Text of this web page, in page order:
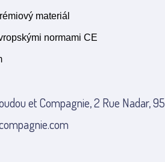
materiál
normami CE
et Compagnie, 2 Rue Nadar,